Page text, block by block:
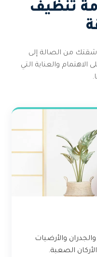
تنظيف
شقتك من الصالة إلى
والعناية التي
والأرضيات
الصعبة.